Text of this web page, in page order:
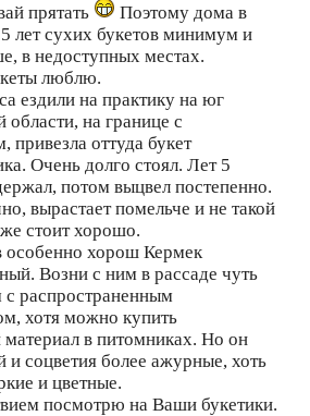
прятать
Поэтому дома в
лет сухих букетов минимум и
в недоступных местах.
люблю.
ездили на практику на юг
области, на границе с
привезла оттуда букет
Очень долго стоял. Лет 5
потом выцвел постепенно.
вырастает помельче и не такой
стоит хорошо.
особенно хорош Кермек
Возни с ним в рассаде чуть
распространенным
хотя можно купить
в питомниках. Но он
и соцветия более ажурные, хоть
и цветные.
посмотрю на Ваши букетики.